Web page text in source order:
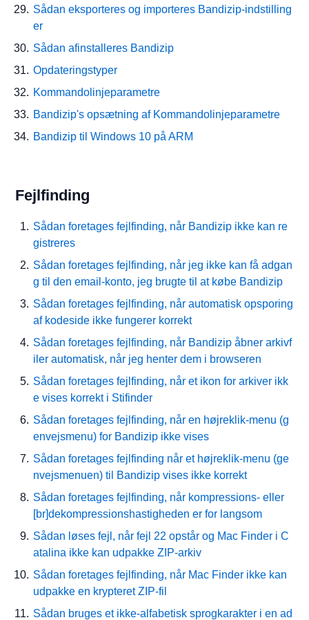
Sådan eksporteres og importeres Bandizip-indstilling
er
Sådan afinstalleres Bandizip
Opdateringstyper
Kommandolinjeparametre
Bandizip's opsætning af Kommandolinjeparametre
Bandizip til Windows 10 på ARM
Fejlfinding
Sådan foretages fejlfinding, når Bandizip ikke kan re
gistreres
Sådan foretages fejlfinding, når jeg ikke kan få adgan
g til den email-konto, jeg brugte til at købe Bandizip
Sådan foretages fejlfinding, når automatisk opsporing
af kodeside ikke fungerer korrekt
Sådan foretages fejlfinding, når Bandizip åbner arkivf
iler automatisk, når jeg henter dem i browseren
Sådan foretages fejlfinding, når et ikon for arkiver ikk
e vises korrekt i Stifinder
Sådan foretages fejlfinding, når en højreklik-menu (g
envejsmenu) for Bandizip ikke vises
Sådan foretages fejlfinding når et højreklik-menu (ge
nvejsmenuen) til Bandizip vises ikke korrekt
Sådan foretages fejlfinding, når kompressions- eller
[br]dekompressionshastigheden er for langsom
Sådan løses fejl, når fejl 22 opstår og Mac Finder i C
atalina ikke kan udpakke ZIP-arkiv
Sådan foretages fejlfinding, når Mac Finder ikke kan
udpakke en krypteret ZIP-fil
Sådan bruges et ikke-alfabetisk sprogkarakter i en ad